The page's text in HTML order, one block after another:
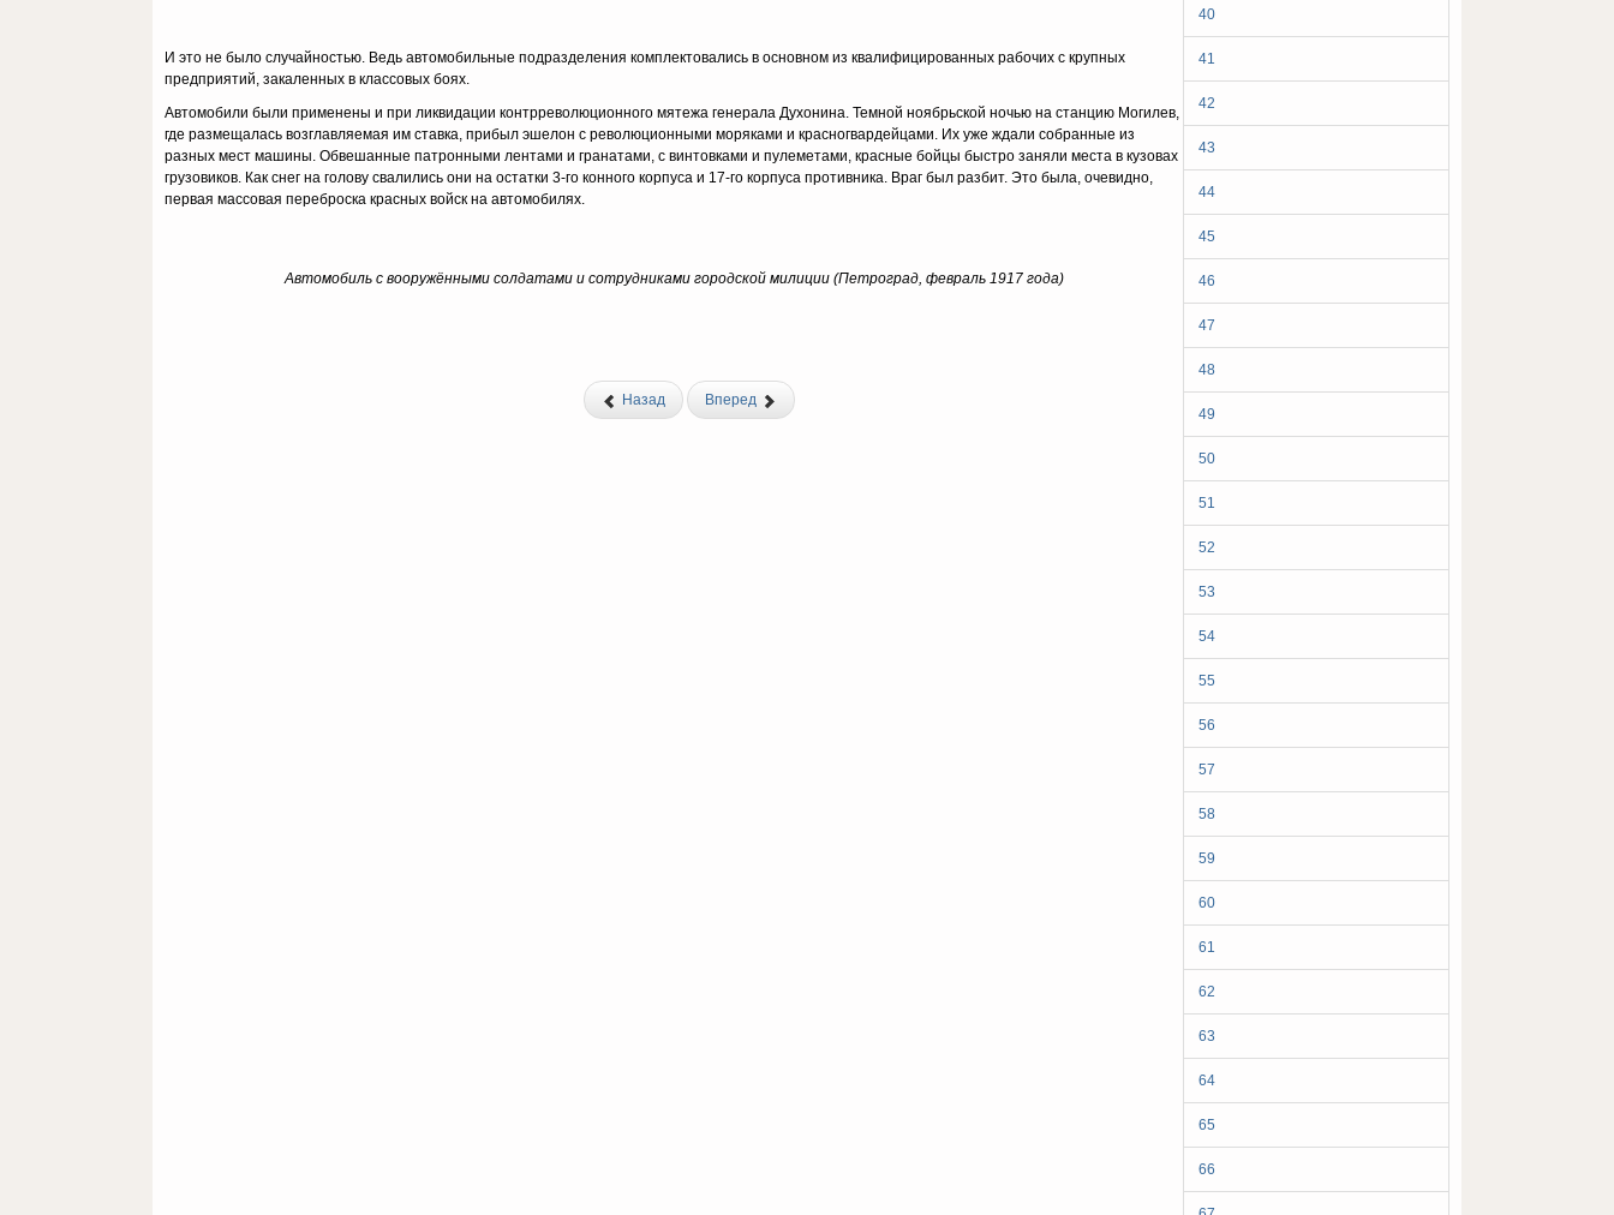
40
41
42
43
44
45
46
47
48
49
50
51
52
53
54
55
56
57
58
59
60
61
62
63
64
65
66
И это не было случайностью. Ведь автомобильные подразделения комплектовались в основном из квалифицированных рабочих с крупных
предприятий, закаленных в классовых боях.
Автомобили были применены и при ликвидации контрреволюционного мятежа генерала Духонина. Темной ноябрьской ночью на станцию Могилев,
где размещалась возглавляемая им ставка, прибыл эшелон с революционными моряками и красногвардейцами. Их уже ждали собранные из
разных мест машины. Обвешанные патронными лентами и гранатами, с винтовками и пулеметами, красные бойцы быстро заняли места в кузовах
грузовиков. Как снег на голову свалились они на остатки 3-го конного корпуса и 17-го корпуса противника. Враг был разбит. Это была, очевидно,
первая массовая переброска красных войск на автомобилях.
Автомобиль с вооружёнными солдатами и сотрудниками городской милиции (Петроград, февраль 1917 года)
Назад Вперед